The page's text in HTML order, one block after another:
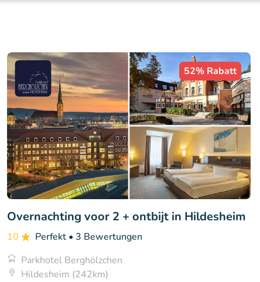
52% Rabatt
Overnachting voor 2 + ontbijt in Hildesheim
10 Perfekt • 3 Bewertungen
Parkhotel Berghölzchen
Hildesheim (242km)